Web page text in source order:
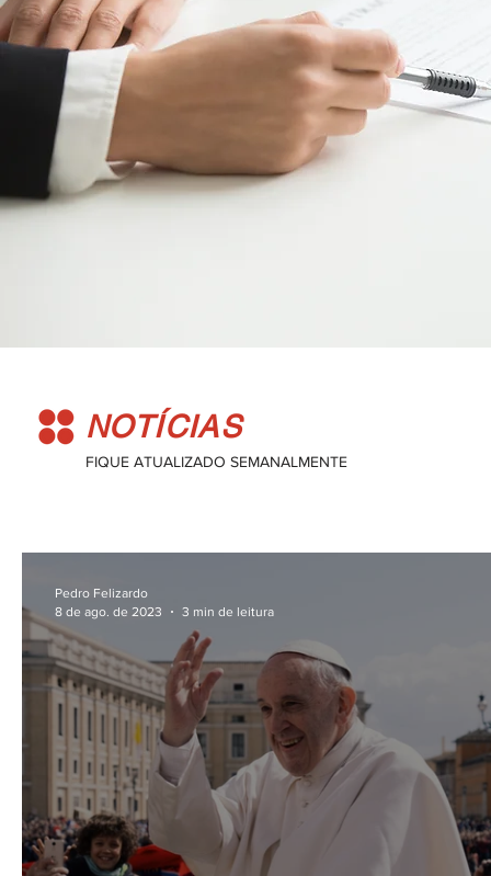
NOTÍCIAS
FIQUE ATUALIZADO SEMANALMENTE
Pedro Felizardo
8 de ago. de 2023
3 min de leitura